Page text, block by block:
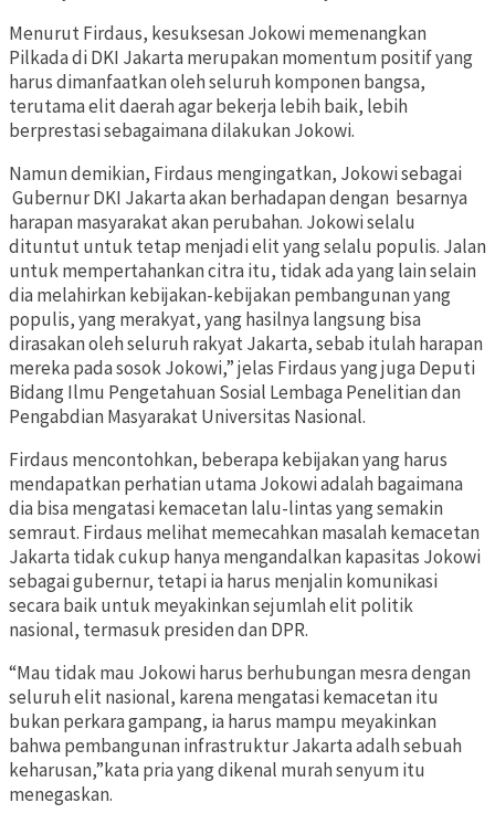
Menurut Firdaus, kesuksesan Jokowi memenangkan
Pilkada di DKI Jakarta merupakan momentum positif yang
harus dimanfaatkan oleh seluruh komponen bangsa,
terutama elit daerah agar bekerja lebih baik, lebih
berprestasi sebagaimana dilakukan Jokowi.
Namun demikian, Firdaus mengingatkan, Jokowi sebagai
Gubernur DKI Jakarta akan berhadapan dengan besarnya
harapan masyarakat akan perubahan. Jokowi selalu
dituntut untuk tetap menjadi elit yang selalu populis. Jalan
untuk mempertahankan citra itu, tidak ada yang lain selain
dia melahirkan kebijakan-kebijakan pembangunan yang
populis, yang merakyat, yang hasilnya langsung bisa
dirasakan oleh seluruh rakyat Jakarta, sebab itulah harapan
mereka pada sosok Jokowi,” jelas Firdaus yang juga Deputi
Bidang Ilmu Pengetahuan Sosial Lembaga Penelitian dan
Pengabdian Masyarakat Universitas Nasional.
Firdaus mencontohkan, beberapa kebijakan yang harus
mendapatkan perhatian utama Jokowi adalah bagaimana
dia bisa mengatasi kemacetan lalu-lintas yang semakin
semraut. Firdaus melihat memecahkan masalah kemacetan
Jakarta tidak cukup hanya mengandalkan kapasitas Jokowi
sebagai gubernur, tetapi ia harus menjalin komunikasi
secara baik untuk meyakinkan sejumlah elit politik
nasional, termasuk presiden dan DPR.
“Mau tidak mau Jokowi harus berhubungan mesra dengan
seluruh elit nasional, karena mengatasi kemacetan itu
bukan perkara gampang, ia harus mampu meyakinkan
bahwa pembangunan infrastruktur Jakarta adalh sebuah
keharusan,”kata pria yang dikenal murah senyum itu
menegaskan.